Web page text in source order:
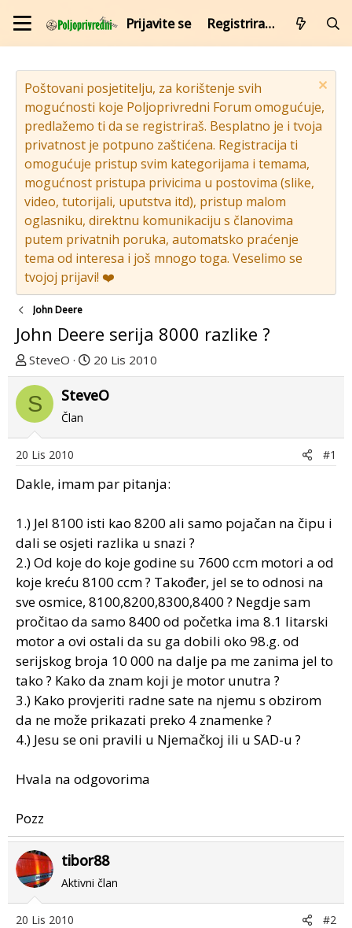
Prijavite se Registrirajte se
Poštovani posjetitelju, za korištenje svih
mogućnosti koje Poljoprivredni Forum omogućuje,
predlažemo ti da se registriraš. Besplatno je i tvoja
privatnost je potpuno zaštićena. Registracija ti
omogućuje pristup svim kategorijama i temama,
mogućnost pristupa privicima u postovima (slike,
video, tutorijali, uputstva itd), pristup malom
oglasniku, direktnu komunikaciju s članovima
putem privatnih poruka, automatsko praćenje
tema od interesa i još mnogo toga. Veselimo se
tvojoj prijavi! ❤️
John Deere
John Deere serija 8000 razlike ?
T
e
m
u
p
k
r
u
o
SteveO
D
a
t
r
v
p
o
s
t
a
20 Lis 2010
S SteveO
Član
20 Lis 2010 #1
Dakle, imam par pitanja:
1.) Jel 8100 isti kao 8200 ali samo pojačan na čipu i
dali se osjeti razlika u snazi ?
2.) Od koje do koje godine su 7600 ccm motori a od
koje kreću 8100 ccm ? Također, jel se to odnosi na
sve osmice, 8100,8200,8300,8400 ? Negdje sam
pročitao da samo 8400 od početka ima 8.1 litarski
motor a ovi ostali da su ga dobili oko 98.g. od
serijskog broja 10 000 na dalje pa me zanima jel to
tako ? Kako da znam koji je motor unutra ?
3.) Kako provjeriti radne sate na njemu s obzirom
da ne može prikazati preko 4 znamenke ?
4.) Jesu se oni pravili u Njemačkoj ili u SAD-u ?
Hvala na odgovorima
Pozz
tibor88
Aktivni član
20 Lis 2010 #2